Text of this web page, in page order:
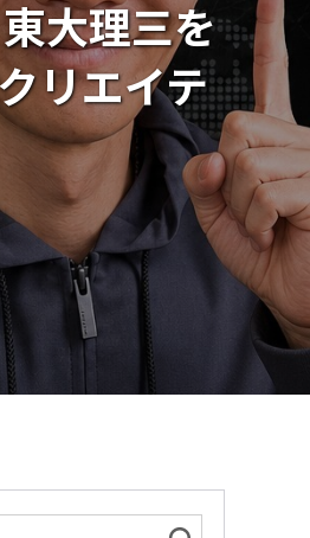
大理三を
リエイテ